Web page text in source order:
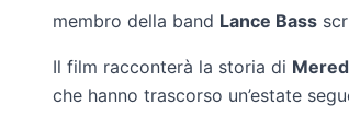
membro della band Lance Bass
Il film racconterà la storia di
che hanno trascorso un’estate